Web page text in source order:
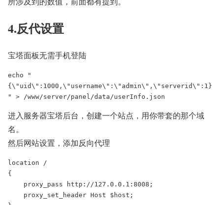
4.反代设置
宝塔面板无需手机登陆
echo "
{\"uid\":1000,\"username\":\"admin\",\"serverid\":1}
进入服务器宝塔后台，创建一个站点，用你带套的那个域
名。
然后网站设置，添加反向代理
location /
{